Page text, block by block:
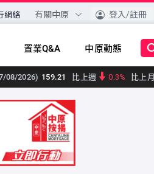
網絡 有關中原 登入/註冊
置業Q&A 中原動態
08/2026) 159.21 比上週 0.3% 比上月
08/2026)176.95 比上週
(07/08/2026)142.7
08/2026)159.96 比上週
08/2026)159.79 比上週